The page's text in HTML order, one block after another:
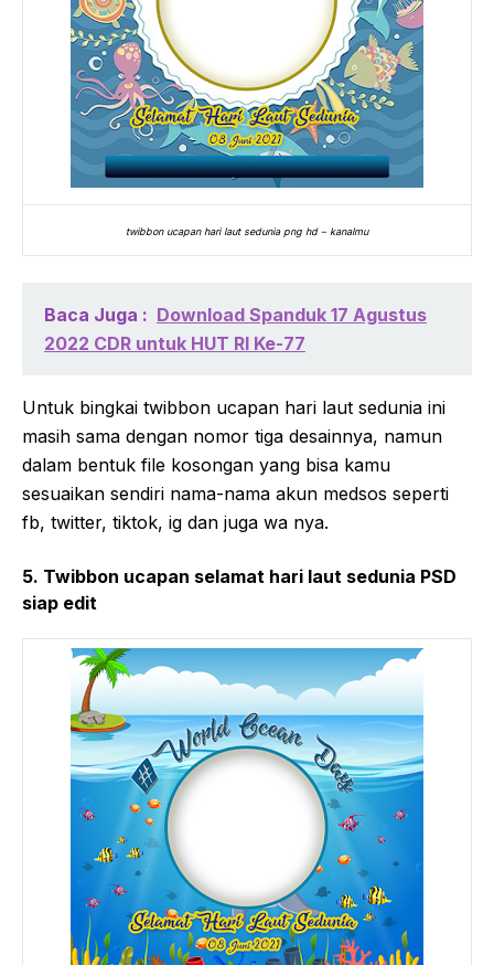
twibbon ucapan hari laut sedunia png hd – kanalmu
Baca Juga : Download Spanduk 17 Agustus
2022 CDR untuk HUT RI Ke-77
Untuk bingkai twibbon ucapan hari laut sedunia ini
masih sama dengan nomor tiga desainnya, namun
dalam bentuk file kosongan yang bisa kamu
sesuaikan sendiri nama-nama akun medsos seperti
fb, twitter, tiktok, ig dan juga wa nya.
5. Twibbon ucapan selamat hari laut sedunia PSD
siap edit